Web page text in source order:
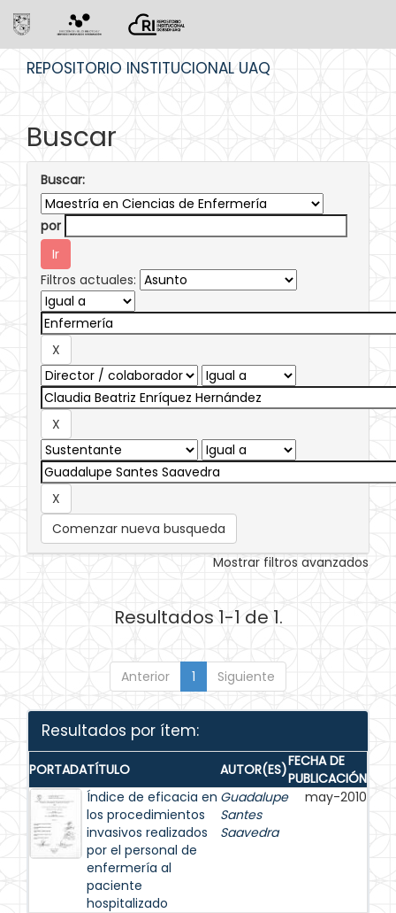
REPOSITORIO INSTITUCIONAL UAQ
Buscar
Buscar:
por
Filtros actuales:
Comenzar nueva busqueda
Mostrar filtros avanzados
Resultados 1-1 de 1.
Anterior 1 Siguiente
Resultados por ítem:
PORTADATÍTULO AUTOR(ES)FECHA DE
PUBLICACIÓN
Índice de eficacia en
los procedimientos
invasivos realizados
por el personal de
enfermería al
paciente
hospitalizado
Guadalupe
Santes
Saavedra
may-2010